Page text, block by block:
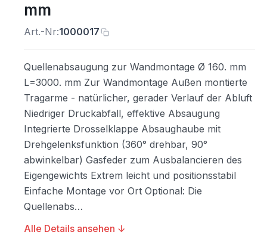
mm
Art.-Nr:1000017
Quellenabsaugung zur Wandmontage Ø 160. mm
L=3000. mm Zur Wandmontage Außen montierte
Tragarme - natürlicher, gerader Verlauf der Abluft
Niedriger Druckabfall, effektive Absaugung
Integrierte Drosselklappe Absaughaube mit
Drehgelenksfunktion (360° drehbar, 90°
abwinkelbar) Gasfeder zum Ausbalancieren des
Eigengewichts Extrem leicht und positionsstabil
Einfache Montage vor Ort Optional: Die
Quellenabs…
Alle Details ansehen ↓